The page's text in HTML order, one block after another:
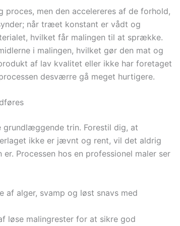
proces, men den accelereres af de forhold,
når træet konstant er vådt og
hvilket får malingen til at sprække.
i malingen, hvilket gør den mat og
af lav kvalitet eller ikke har foretaget
desværre gå meget hurtigere.
trin. Forestil dig, at
ikke er jævnt og rent, vil det aldrig
Processen hos en professionel maler ser
af alger, svamp og løst snavs med
løse malingrester for at sikre god